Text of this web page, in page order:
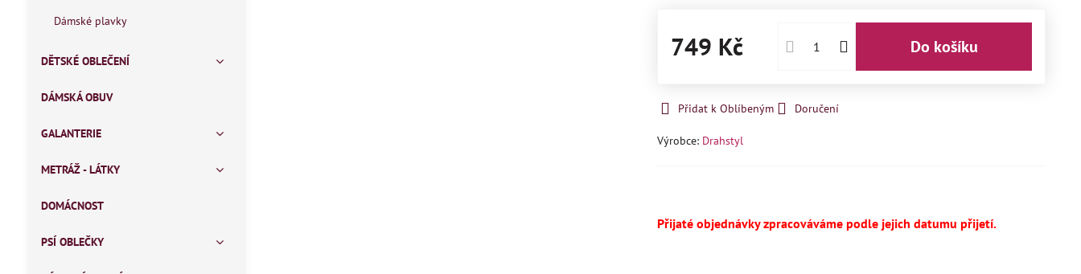
749 Kč Do košíku
Přidat k Oblíbeným Doručení
Výrobce: Drahstyl
Přijaté objednávky zpracováváme podle jejich datumu přijetí.
Dámské plavky
DĚTSKÉ OBLEČENÍ
DÁMSKÁ OBUV
GALANTERIE
METRÁŽ - LÁTKY
DOMÁCNOST
PSÍ OBLEČKY